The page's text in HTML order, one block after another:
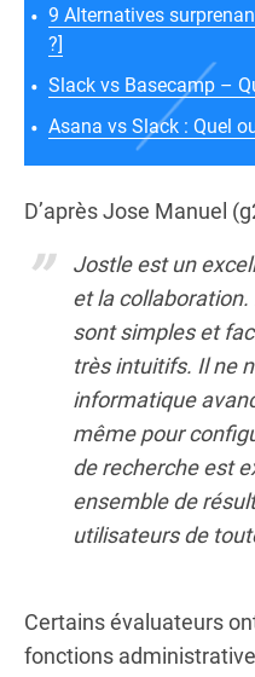
9 Alternatives
?]
Slack vs Basecamp –
Asana vs Slack : Quel
D’après Jose Manuel
Jostle est un
et la
sont simples et
très intuitifs. Il ne
informatique
même pour
de recherche est
ensemble de
utilisateurs de
Certains évaluateurs
fonctions